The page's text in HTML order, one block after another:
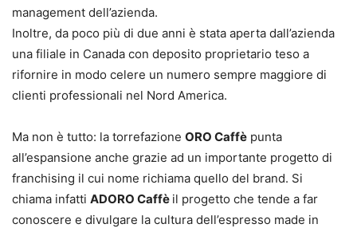
management dell’azienda.
Inoltre, da poco più di due anni è stata aperta dall’azienda
una filiale in Canada con deposito proprietario teso a
rifornire in modo celere un numero sempre maggiore di
clienti professionali nel Nord America.
Ma non è tutto: la torrefazione ORO Caffè punta
all’espansione anche grazie ad un importante progetto di
franchising il cui nome richiama quello del brand. Si
chiama infatti ADORO Caffè il progetto che tende a far
conoscere e divulgare la cultura dell’espresso made in